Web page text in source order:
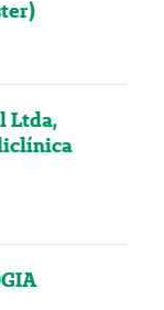
Ltda,